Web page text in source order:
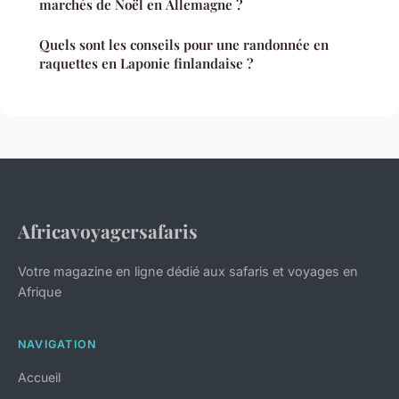
marchés de Noël en Allemagne ?
Quels sont les conseils pour une randonnée en
raquettes en Laponie finlandaise ?
Africavoyagersafaris
Votre magazine en ligne dédié aux safaris et voyages en
Afrique
NAVIGATION
Accueil